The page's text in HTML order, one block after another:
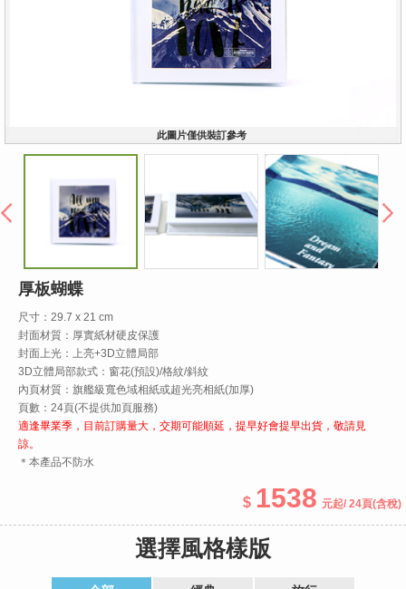
此圖片僅供裝訂參考
︿ ﹀
厚板蝴蝶
尺寸：29.7 x 21 cm
封面材質：厚實紙材硬皮保護
封面上光：上亮+3D立體局部
3D立體局部款式：窗花(預設)/格紋/斜紋
內頁材質：旗艦級寬色域相紙或超光亮相紙(加厚)
頁數：24頁(不提供加頁服務)
適逢畢業季，目前訂購量大，交期可能順延，提早好會提早出貨，敬請見
諒。
＊本產品不防水
1538 起/ 24頁(含稅)
選擇風格樣版